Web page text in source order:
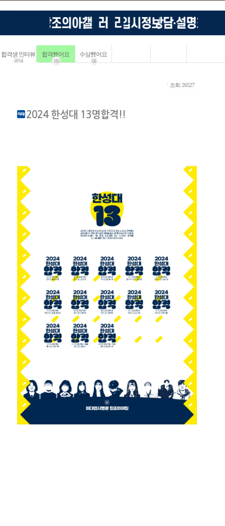
합격생 인터뷰
4114
합격했어요
183
수상했어요
68
ㆍ조회: 26527
2024 한성대 13명합격!!